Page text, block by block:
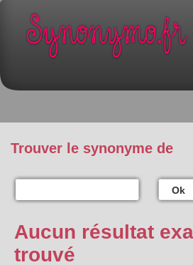
Trouver le synonyme de
Ok
Aucun résultat
trouvé